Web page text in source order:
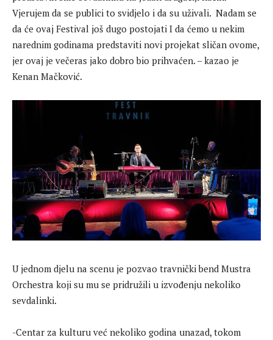
Vjerujem da se publici to svidjelo i da su uživali. Nadam se
da će ovaj Festival još dugo postojati I da ćemo u nekim
narednim godinama predstaviti novi projekat sličan ovome,
jer ovaj je večeras jako dobro bio prihvaćen. – kazao je
Kenan Mačković.
U jednom djelu na scenu je pozvao travnički bend Mustra
Orchestra koji su mu se pridružili u izvođenju nekoliko
sevdalinki.
-Centar za kulturu već nekoliko godina unazad, tokom